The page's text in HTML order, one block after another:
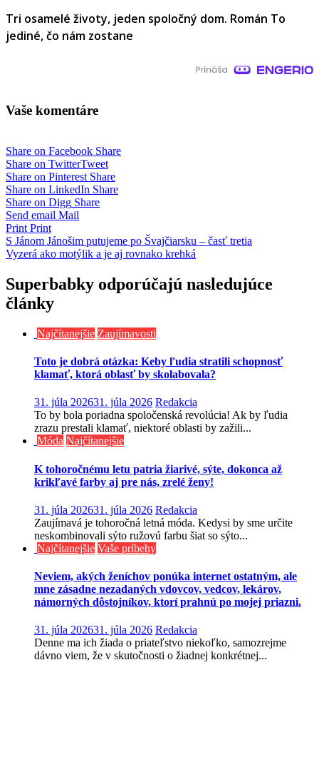
Tri osamelé životy, jeden spoločný dom. Román To
jediné, čo nám zostane
Vaše komentáre
Share on Facebook Share
Share on TwitterTweet
Share on Pinterest Share
Share on LinkedIn Share
Share on Digg Share
Send email Mail
Print Print
Navigácia
v
článku
S Jánom Jánošim putujeme po Švajčiarsku – časť tretia
Vyzerá ako motýlik a je aj rovnako krehká
Superbabky odporúčajú nasledujúce
články
Najčítanejšie Zaujímavosti
Toto je dobrá otázka: Keby ľudia stratili schopnosť
klamať, ktorá oblasť by skolabovala?
31. júla 202631. júla 2026 Redakcia
To by bola poriadna spoločenská revolúcia! Ak by ľudia
zrazu prestali klamať, niektoré oblasti by zažili...
Móda Najčítanejšie
K tohoročnému letu patria žiarivé, sýte, dokonca až
krikľavé farby aj pre nás, zrelé ženy!
31. júla 202631. júla 2026 Redakcia
Zaujímavá je tohoročná letná móda. Kedysi by sme určite
neskombinovali sýto ružovú farbu šiat so sýto...
Najčítanejšie Vaše príbehy
Neviem, akých ženíchov ponúka internet ostatným, ale
mne zásadne nezadaných vdovcov, vedcov, lekárov,
námorných dôstojníkov, ktorí prahnú po mojej priazni.
31. júla 202631. júla 2026 Redakcia
Denne ma ich žiada o priateľstvo niekoľko, samozrejme
dávno viem, že v skutočnosti o žiadnej konkrétnej...